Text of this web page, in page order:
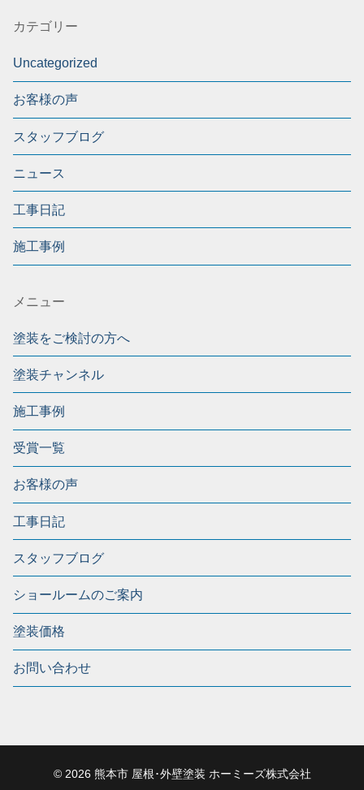
カテゴリー
Uncategorized
お客様の声
スタッフブログ
ニュース
工事日記
施工事例
メニュー
塗装をご検討の方へ
塗装チャンネル
施工事例
受賞一覧
お客様の声
工事日記
スタッフブログ
ショールームのご案内
塗装価格
お問い合わせ
© 2026 熊本市 屋根･外壁塗装 ホーミーズ株式会社